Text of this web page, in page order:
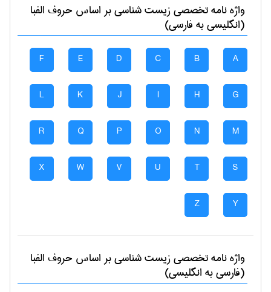
واژه نامه تخصصیزيست شناسیبر اساس حروف الفبا
(انگلیسی به فارسی)
A
B
C
D
E
F
G
H
I
J
K
L
M
N
O
P
Q
R
S
T
U
V
W
X
Y
Z
واژه نامه تخصصیزيست شناسیبر اساس حروف الفبا
(فارسی به انگلیسی)